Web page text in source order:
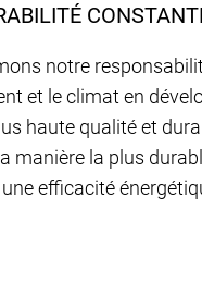
notre
et le climat en
haute qualité et
manière la plus
efficacité